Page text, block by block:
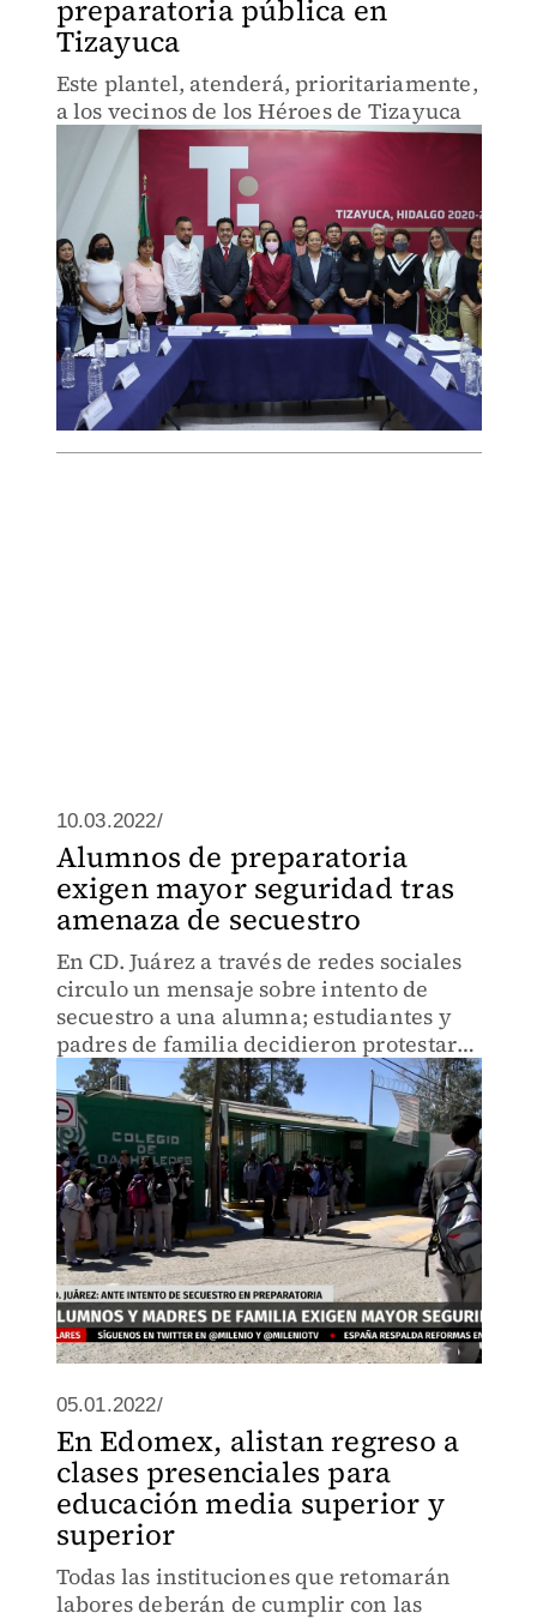
preparatoria pública en
Tizayuca
Este plantel, atenderá, prioritariamente,
a los vecinos de los Héroes de Tizayuca
10.03.2022/
Alumnos de preparatoria
exigen mayor seguridad tras
amenaza de secuestro
En CD. Juárez a través de redes sociales
circulo un mensaje sobre intento de
secuestro a una alumna; estudiantes y
padres de familia decidieron protestar
al exterior de las instalaciones del
plantel.
05.01.2022/
En Edomex, alistan regreso a
clases presenciales para
educación media superior y
superior
Todas las instituciones que retomarán
labores deberán de cumplir con las